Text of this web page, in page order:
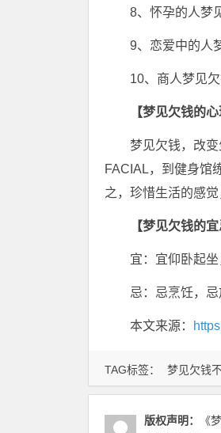
TAG标签： 梦见欠钱
8、怀孕的人梦
9、恋爱中的人
10、商人梦见欠
【梦见欠钱的
梦见欠钱，改
FACIAL，到健身馆
之，珍惜生活的感
【梦见欠钱的宜
宜：宜仰卧起坐
忌：忌烹饪，忌
本文来源：
版权声明： 《